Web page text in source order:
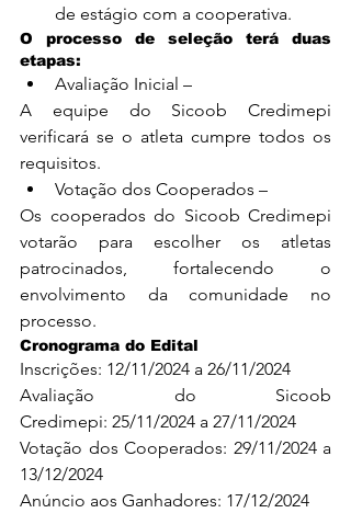
de estágio com a cooperativa.
O processo de seleção terá duas
etapas:
Avaliação Inicial –
A equipe do Sicoob Credimepi
verificará se o atleta cumpre todos os
requisitos.
Votação dos Cooperados –
Os cooperados do Sicoob Credimepi
votarão para escolher os atletas
patrocinados, fortalecendo o
envolvimento da comunidade no
processo.
Cronograma do Edital
Inscrições: 12/11/2024 a 26/11/2024
Avaliação do Sicoob
Credimepi: 25/11/2024 a 27/11/2024
Votação dos Cooperados: 29/11/2024 a
13/12/2024
Anúncio aos Ganhadores: 17/12/2024